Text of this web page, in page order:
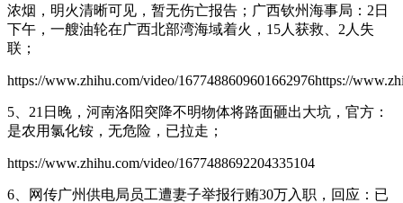
浓烟，明火清晰可见，暂无伤亡报告；广西钦州海事局：2日
下午，一艘油轮在广西北部湾海域着火，15人获救、2人失
联；
https://www.zhihu.com/video/1677488609601662976https://
5、21日晚，河南洛阳突降不明物体将路面砸出大坑，官方：
是农用氯化铵，无危险，已拉走；
https://www.zhihu.com/video/1677488692204335104
6、网传广州供电局员工遭妻子举报行贿30万入职，回应：已